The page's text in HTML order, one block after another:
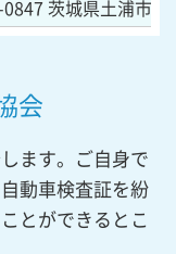
茨城県土浦市
会
ます。ご自身で
動車検査証を紛
とができるとこ